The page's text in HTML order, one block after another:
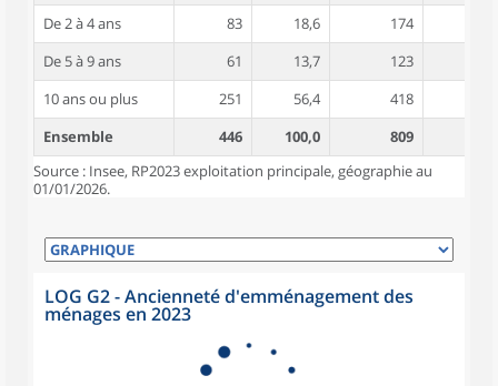
De 2 à 4 ans 83 18,6 174
De 5 à 9 ans
61 13,7 123
10 ans ou plus
251 56,4 418
Ensemble
446 100,0 809
Source : Insee, RP2023 exploitation principale, géographie au
01/01/2026.
LOG G2 - Ancienneté d'emménagement des
ménages en 2023